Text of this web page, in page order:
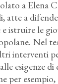
a Elena
atte a
istruire le
Nel
interventi
esigenze
per